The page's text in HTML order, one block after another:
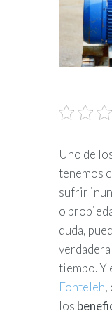
Uno de
tenemos
sufrir
o
duda,
tiempo. Y
Fonteleh,
los